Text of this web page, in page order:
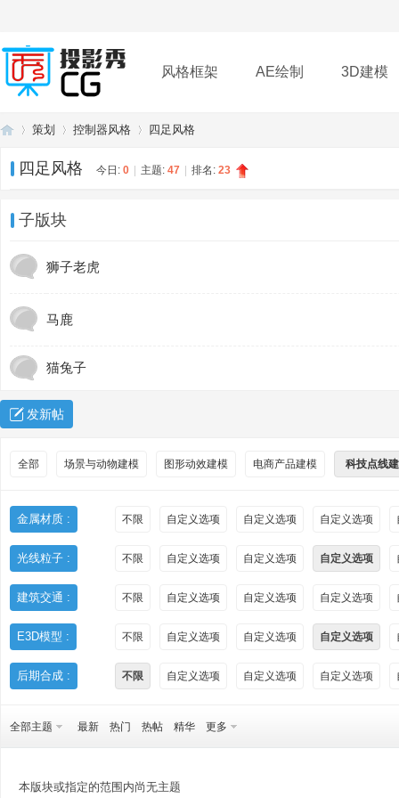
风格框架 AE绘制 3D建模
插件 帮助 下载
策划 控制器风格 四足风格
四足风格 今日: 0 主题: 47 排名: 23
子版块
狮子老虎
马鹿
猫兔子
发新帖
全部 场景与动物建模 图形动效建模 电商产品建模 科技点线
金属材质 : 不限 自定义选项 自定义选项 自定义选项
光线粒子 : 不限 自定义选项 自定义选项 自定义选项
建筑交通 : 不限 自定义选项 自定义选项 自定义选项
E3D模型 : 不限 自定义选项 自定义选项 自定义选项
后期合成 : 不限 自定义选项 自定义选项 自定义选项
全部主题 最新 热门 热帖 精华 更多
本版块或指定的范围内尚无主题